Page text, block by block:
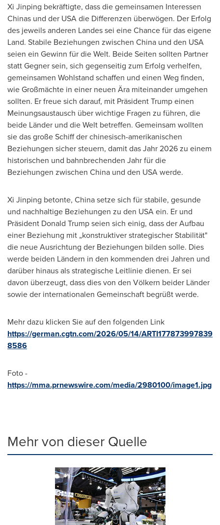
Xi Jinping bekräftigte, dass die gemeinsamen Interessen
Chinas und der USA die Differenzen überwögen. Der Erfolg
des jeweils anderen Landes sei eine Chance für das eigene
Land. Stabile Beziehungen zwischen China und den USA
seien ein Gewinn für die Welt. Beide Seiten sollten Partner
statt Gegner sein, sich gegenseitig zum Erfolg verhelfen,
gemeinsamen Wohlstand schaffen und einen Weg finden,
wie Großmächte in einer neuen Ära miteinander umgehen
sollten. Er freue sich darauf, mit Präsident Trump einen
Meinungsaustausch über wichtige Fragen zu führen, die
beide Länder und die Welt betreffen. Gemeinsam wollten
sie das große Schiff der chinesisch-amerikanischen
Beziehungen sicher steuern, damit das Jahr 2026 zu einem
historischen und bahnbrechenden Jahr für die
Beziehungen zwischen China und den USA werde.
Xi Jinping betonte, China setze sich für stabile, gesunde
und nachhaltige Beziehungen zu den USA ein. Er und
Präsident Donald Trump seien sich einig, dass der Aufbau
einer Beziehung mit „konstruktiver strategischer Stabilität"
die neue Ausrichtung der Beziehungen bilden solle. Dies
werde beiden Ländern in den kommenden drei Jahren und
darüber hinaus als strategische Leitlinie dienen. Er sei
davon überzeugt, dass dies von den Völkern beider Länder
sowie der internationalen Gemeinschaft begrüßt werde.
Mehr dazu klicken Sie auf den folgenden Link
https://german.cgtn.com/2026/05/14/ARTI177873997839
8586
Foto -
https://mma.prnewswire.com/media/2980100/image1.jpg
Mehr von dieser Quelle